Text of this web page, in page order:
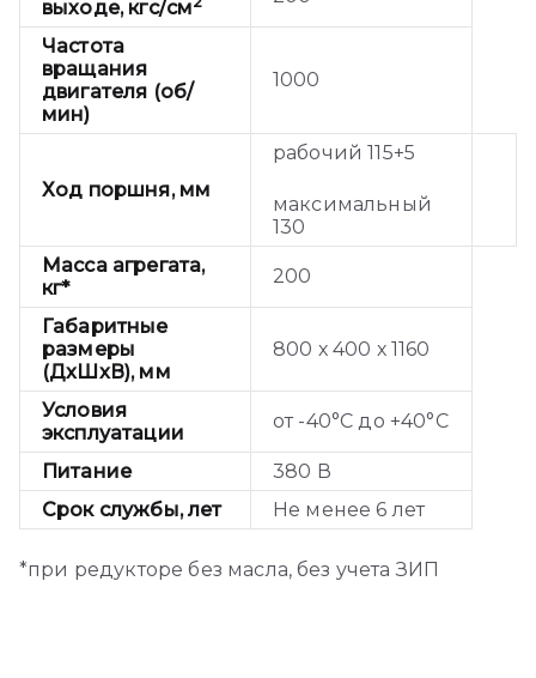
выходе, кгс/см
Частота
вращания
двигателя (об/
мин)
1000
Ход поршня, мм
рабочий 115+5
максимальный
130
Масса агрегата,
кг*
200
Габаритные
размеры
(ДxШxВ), мм
800 х 400 х 1160
Условия
эксплуатации
от -40°С до +40°С
Питание
380 В
Срок службы, лет
Не менее 6 лет
*при редукторе без масла, без учета ЗИП